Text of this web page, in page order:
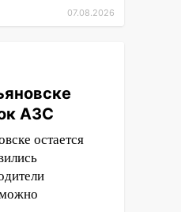
07.08.2026
АЗС
остается